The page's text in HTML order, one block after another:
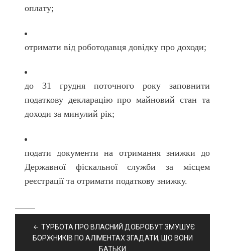
оплату;
отримати від роботодавця довідку про доходи;
до 31 грудня поточного року заповнити
податкову декларацію про майновий стан та
доходи за минулий рік;
подати документи на отримання знижки до
Державної фіскальної служби за місцем
реєстрації та отримати податкову знижку.
записівТУРБОТА ПРО ВЛАСНИЙ ДОБРОБУТ ЗМУШУЄ
БОРЖНИКІВ ПО АЛІМЕНТАХ ЗГАДАТИ, ЩО ВОНИ
БАТЬКИ